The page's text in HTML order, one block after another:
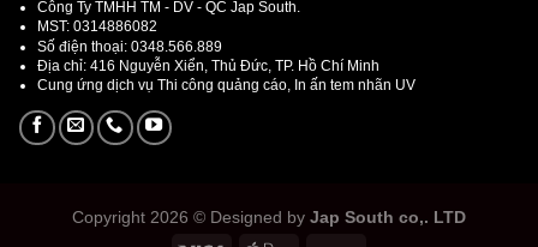
Công Ty TMHH TM - DV - QC Jap South.
MST: 0314886082
Số điện thoại: 0348.566.889
Địa chỉ: 416 Nguyễn Xiển, Thủ Đức, TP. Hồ Chí Minh
Cung ứng dịch vụ Thi công quảng cáo, In ấn tem nhãn UV
Copyright 2026 © Designed by Jap South co,. LTD